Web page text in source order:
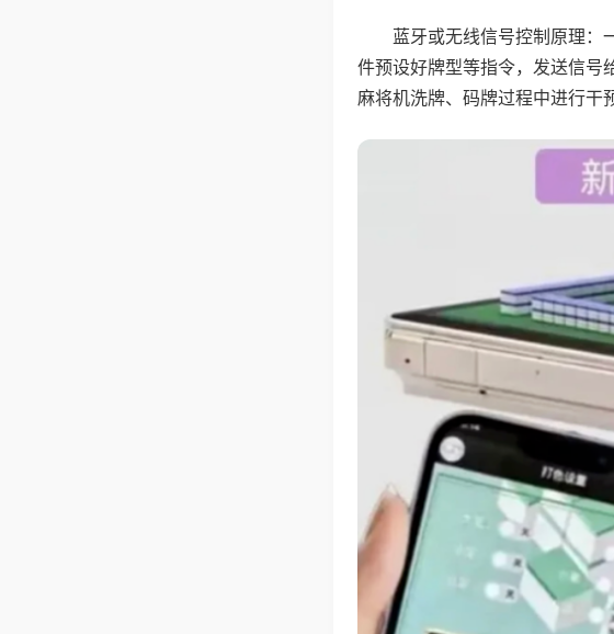
蓝牙或无线信号控制原理：
件预设好牌型等指令，发送信号
麻将机洗牌、码牌过程中进行干